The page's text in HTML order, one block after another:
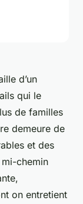
d’un
qui le
de familles
demeure de
et des
chemin
on entretient